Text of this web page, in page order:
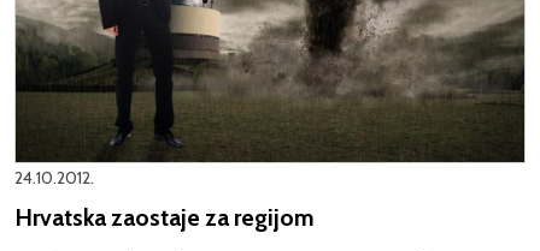
24.10.2012.
Hrvatska zaostaje za regijom